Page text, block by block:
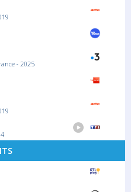
5
Hastings achète une élégante...
Policier
de la nuit
vos programmes de nuit
- 2025